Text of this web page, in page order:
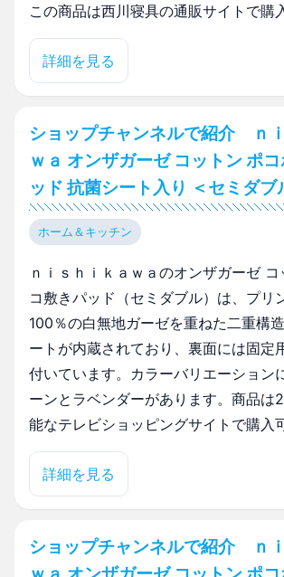
この商品は西川寝具の通販サイトで購
詳細を見る
ショップチャンネルで紹介 ｎ
ｗａ オンザガーゼ コットン ポ
ッド 抗菌シート入り ＜セミダブ
ホーム＆キッチン
ｎｉｓｈｉｋａｗａのオンザガーゼ
コ敷きパッド（セミダブル）は、プリ
100％の白無地ガーゼを重ねた二重構
ートが内蔵されており、裏面には固定
付いています。カラーバリエーション
ーンとラベンダーがあります。商品は
能なテレビショッピングサイトで購入
詳細を見る
ショップチャンネルで紹介 ｎ